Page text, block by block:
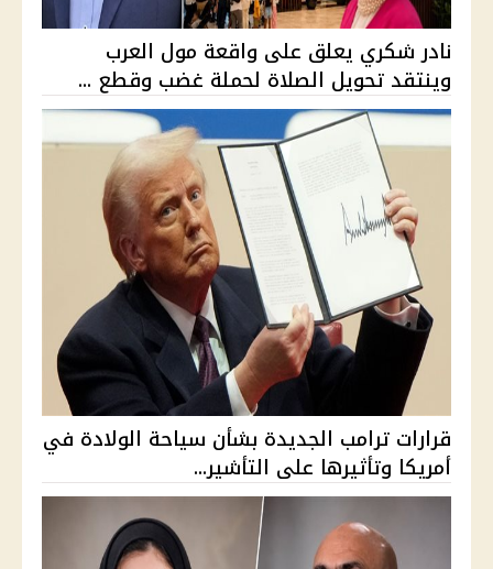
نادر شكري يعلق على واقعة مول العرب
وينتقد تحويل الصلاة لحملة غضب وقطع ...
قرارات ترامب الجديدة بشأن سياحة الولادة في
أمريكا وتأثيرها على التأشير...